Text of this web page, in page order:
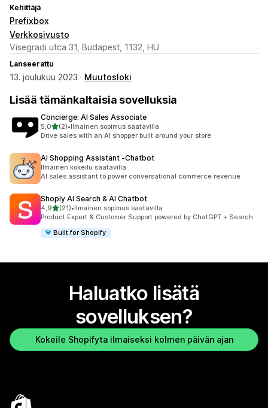
Kehittäjä
Prefixbox
Verkkosivusto
Visegradi utca 31, Budapest, 1132, HU
Lanseerattu
13. joulukuu 2023 · Muutosloki
Lisää tämänkaltaisia sovelluksia
Concierge: AI Sales Associate
5,0/ 5 tähteä
(2)
2 arvostelua yhteensä
•Ilmainen sopimus saatavilla
Drive sales with an AI shopper built around your store
AI Shopping Assistant ‑Chatbot
Ilmainen kokeilu saatavilla
AI sales assistant to power conversational commerce revenue
Shoply AI Search & AI Chatbot
4,9/ 5 tähteä
(21)
21 arvostelua yhteensä
•Ilmainen sopimus saatavilla
Product Expert & Customer Support powered by ChatGPT + Search
Built for Shopify
Haluatko lisätä
sovelluksen?
Kokeile Shopifyta ilmaiseksi kolmen päivän ajan